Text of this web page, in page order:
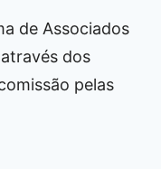
de Associados
dos
pelas